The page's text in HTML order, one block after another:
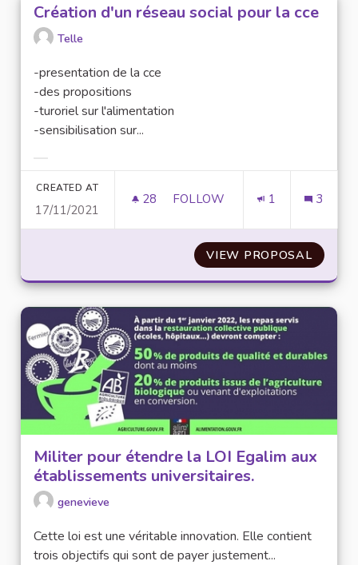
Création d'un réseau social pour la cce
Telle
-presentation de la cce
-des propositions
-turoriel sur l'alimentation
-sensibilisation sur...
CREATED AT
17/11/2021
28 28 FOLLOWERS
FOLLOW 1 3
VIEW PROPOSAL
Militer pour étendre la LOI Egalim aux
établissements universitaires.
genevieve
Cette loi est une véritable innovation. Elle contient
trois objectifs qui sont de payer justement...